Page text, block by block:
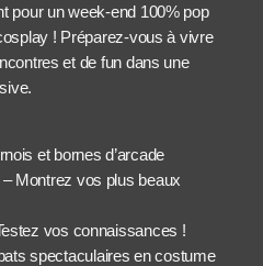
pour un week-end 100% pop
! Préparez-vous à vivre
et de fun dans une
et bornes d’arcade
Montrez vos plus beaux
vos connaissances !
spectaculaires en costume